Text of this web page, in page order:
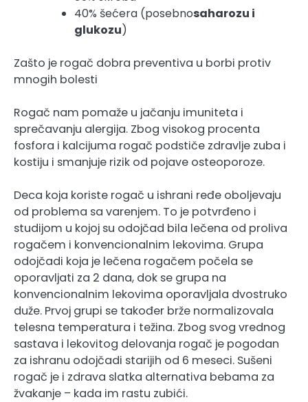
40% šećera (posebnosaharozu i
glukozu)
Zašto je rogač dobra preventiva u borbi protiv
mnogih bolesti
Rogač nam pomaže u jačanju imuniteta i
sprečavanju alergija. Zbog visokog procenta
fosfora i kalcijuma rogač podstiče zdravlje zuba i
kostiju i smanjuje rizik od pojave osteoporoze.
Deca koja koriste rogač u ishrani ređe oboljevaju
od problema sa varenjem. To je potvrđeno i
studijom u kojoj su odojčad bila lečena od proliva
rogačem i konvencionalnim lekovima. Grupa
odojčadi koja je lečena rogačem počela se
oporavljati za 2 dana, dok se grupa na
konvencionalnim lekovima oporavljala dvostruko
duže. Prvoj grupi se također brže normalizovala
telesna temperatura i težina. Zbog svog vrednog
sastava i lekovitog delovanja rogač je pogodan
za ishranu odojčadi starijih od 6 meseci. Sušeni
rogač je i zdrava slatka alternativa bebama za
žvakanje – kada im rastu zubići.